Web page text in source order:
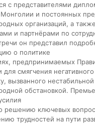
с представителями
и постоянных
организаций, а
и партнёрами по
он представил
о политике
предпринимаемых
смягчения
вызванного нестабильной
обстановкой.
решению ключевых
трудностей на пути